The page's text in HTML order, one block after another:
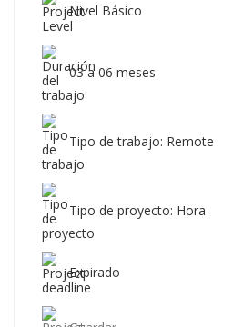
Nivel Básico
03 a 06 meses
Tipo de trabajo: Remote
Tipo de proyecto: Hora
Expirado